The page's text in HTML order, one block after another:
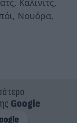
Νουόρα,
Google